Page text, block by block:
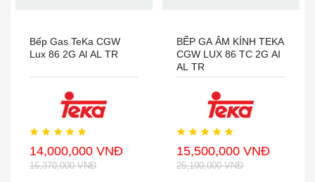
Bếp Gas TeKa CGW
Lux 86 2G Al AL TR
14,000,000 VNĐ
16,370,000 VNĐ
BẾP GA ÂM KÍNH TEKA
CGW LUX 86 TC 2G AI
AL TR
15,500,000 VNĐ
25,190,000 VNĐ